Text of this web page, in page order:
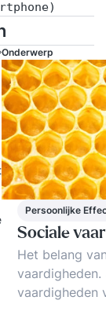
Onderwerp
Persoonlijke
Sociale
Het belang
vaardigheden.
vaardigheden